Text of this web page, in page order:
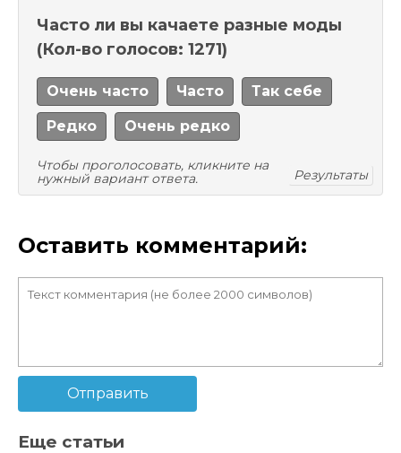
Часто ли вы качаете разные моды
(Кол-во голосов: 1271)
Очень часто Часто Так себе
Редко Очень редко
Чтобы проголосовать, кликните на
нужный вариант ответа.
Результаты
Оставить комментарий:
Отправить
Еще статьи